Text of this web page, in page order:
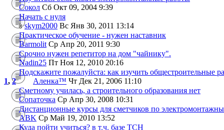
Сокол Сб Окт 09, 2004 9:39
Начать с нуля
skym2000 Вс Янв 30, 2011 13:14
Практическое обучение - нужен наставник
BarmolitСр Апр 20, 2011 9:30
Срочно нужен репетитор на дом "чайнику".
Nadin25 Пт Ноя 12, 2010 20:16
Подскажите пожалуйста: как изучить общестроительные
1,2 Аленка™ Чт Дек 21, 2006 11:10
Сметному училась, а строительного образования нет
Сопаточка Ср Апр 30, 2008 10:31
Дистанционные курсы для сметчиков по
ABK Ср Май 19, 2010 13:52
Куда пойти учиться? в т.ч. базе ТСН